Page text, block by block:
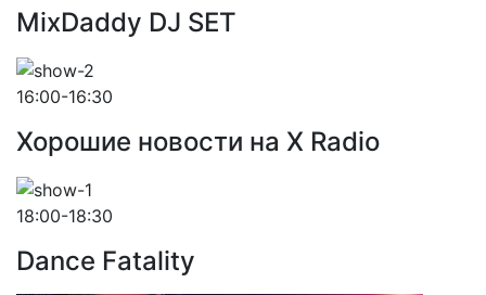
MixDaddy DJ SET
16:00-16:30
Хорошие новости на X Radio
18:00-18:30
Dance Fatality